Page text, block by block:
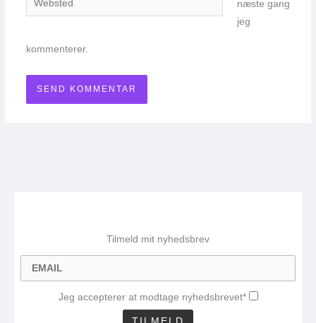
næste gang
jeg
kommenterer.
Tilmeld mit nyhedsbrev
Jeg accepterer at modtage nyhedsbrevet*